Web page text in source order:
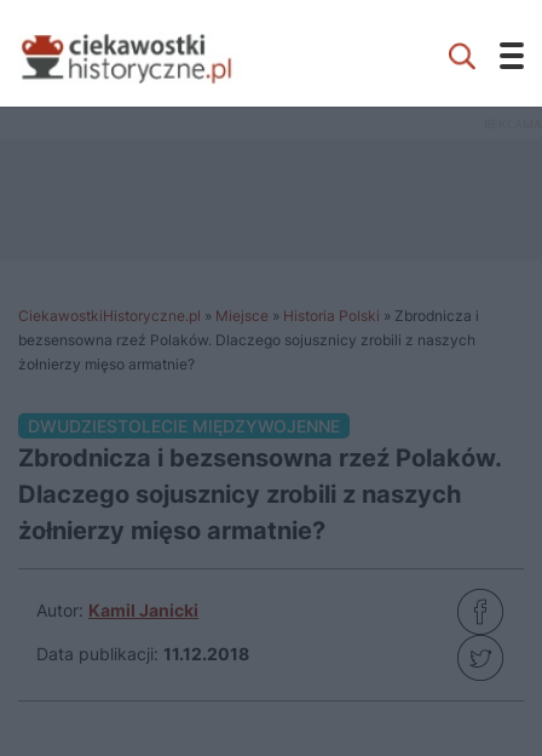
CiekawostkiHistoryczne.pl » Miejsce » Historia Polski » Zbrodnicza i
bezsensowna rzeź Polaków. Dlaczego sojusznicy zrobili z naszych
żołnierzy mięso armatnie?
DWUDZIESTOLECIE MIĘDZYWOJENNE
Zbrodnicza i bezsensowna rzeź Polaków.
Dlaczego sojusznicy zrobili z naszych
żołnierzy mięso armatnie?
Autor: Kamil Janicki
Data publikacji: 11.12.2018